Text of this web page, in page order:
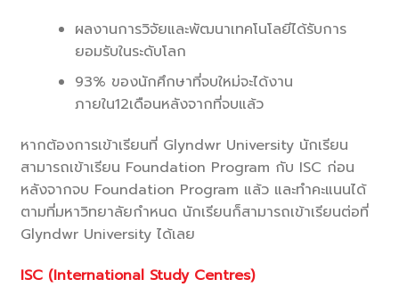
ผลงานการวิจัยและพัฒนาเทคโนโลยีได้รับการ
ยอมรับในระดับโลก
93% ของนักศึกษาที่จบใหม่จะได้งาน
ภายใน12เดือนหลังจากที่จบแล้ว
หากต้องการเข้าเรียนที่ Glyndwr University นักเรียน
สามารถเข้าเรียน Foundation Program กับ ISC ก่อน
หลังจากจบ Foundation Program แล้ว และทำคะแนนได้
ตามที่มหาวิทยาลัยกำหนด นักเรียนก็สามารถเข้าเรียนต่อที่
Glyndwr University ได้เลย
ISC (International Study Centres)